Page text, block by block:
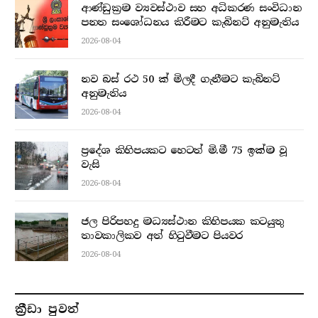
ආණ්ඩුක්‍රම ව්‍යවස්ථාව සහ අධිකරණ සංවිධාන
පනත සංශෝධනය කිරීමට කැබිනට් අනුමැතිය
2026-08-04
නව බස් රථ 50 ක් මිලදී ගැනීමට කැබිනට්
අනුමැතිය
2026-08-04
ප්‍රදේශ කිහිපයකට හෙටත් මි.මී 75 ඉක්ම වූ
වැසි
2026-08-04
ජල පිරිපහදු මධ්‍යස්ථාන කිහිපයක කටයුතු
තාවකාලිකව අත් හිටුවීමට පියවර
2026-08-04
ක්‍රීඩා පුවත්